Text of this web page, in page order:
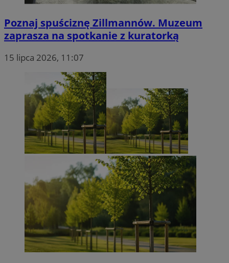
Poznaj spuściznę Zillmannów. Muzeum
zaprasza na spotkanie z kuratorką
15 lipca 2026, 11:07